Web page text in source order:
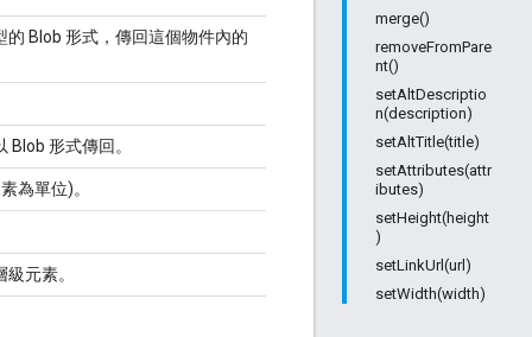
merge()
removeFromPare
nt()
setAltDescriptio
n(description)
setAltTitle(title)
setAttributes(attr
ibutes)
setHeight(height
)
setLinkUrl(url)
setWidth(width)
的 Blob 形式，傳回這個物件內的
Blob 形式傳回。
為單位)。
元素。